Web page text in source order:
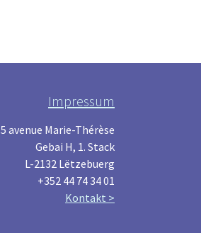
Impressum
5 avenue Marie-Thérèse
Gebai H, 1. Stack
L-2132 Lëtzebuerg
+352 44 74 34 01
Kontakt >